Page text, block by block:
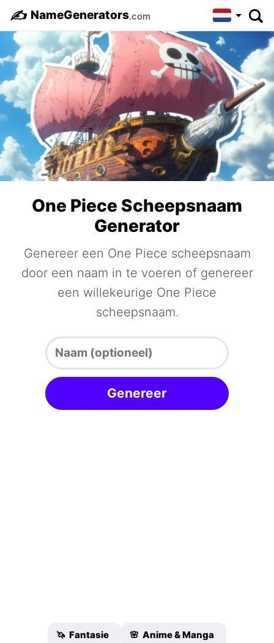
✍️ NameGenerators.com
One Piece Scheepsnaam
Generator
Genereer een One Piece scheepsnaam
door een naam in te voeren of genereer
een willekeurige One Piece
scheepsnaam.
Genereer
🦄 Fantasie 🌸 Anime & Manga